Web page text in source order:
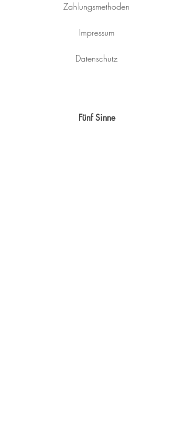
Zahlungsmethoden
Impressum
Datenschutz
Fünf Sinne